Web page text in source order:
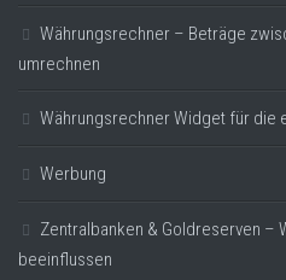
Währungsrechner – Beträge
umrechnen
Währungsrechner Widget für die
Werbung
Zentralbanken & Goldreserven –
beeinflussen